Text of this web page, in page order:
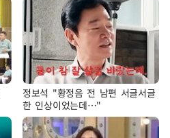
정보석 "황정음 전 남편 서글서글
한 인상이었는데…"